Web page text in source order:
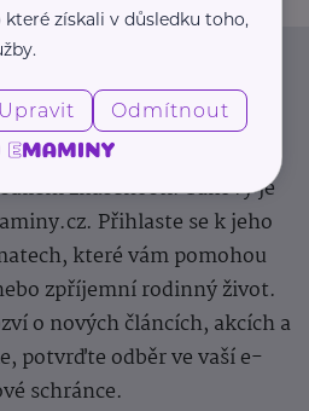
inspirace na každý den,
zkušeností. Takový je
Přihlaste se k jeho
které vám pomohou
zpříjemní rodinný život.
o nových článcích, akcích a
potvrďte odběr ve vaší e-
schránce.
získali v důsledku toho,
Upravit Odmítnout